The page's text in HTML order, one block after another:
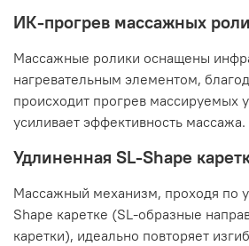
ИК-прогрев массажных
Массажные ролики оснащены
нагревательным элементом,
происходит прогрев массируемых
усиливает эффективность массажа.
Удлиненная SL-Shape
Массажный механизм, проходя по
Shape каретке (SL-образные
каретки), идеально повторяет